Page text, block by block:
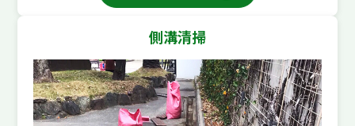
側溝清掃